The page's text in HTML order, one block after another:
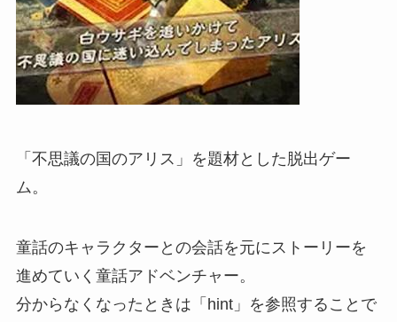
「不思議の国のアリス」を題材とした脱出ゲー
ム。
童話のキャラクターとの会話を元にストーリーを
進めていく童話アドベンチャー。
分からなくなったときは「hint」を参照することで